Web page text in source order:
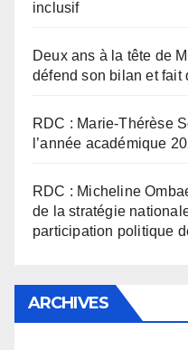
inclusif
Deux ans à la tête de
défend son bilan et fait
RDC : Marie-Thérèse
l’année académique
RDC : Micheline
de la stratégie
participation politique
ARCHIVES